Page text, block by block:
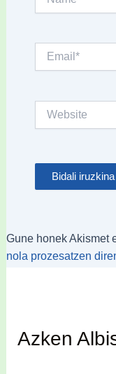
Email*
Website
Gune honek Akismet
nola prozesatzen
Azken